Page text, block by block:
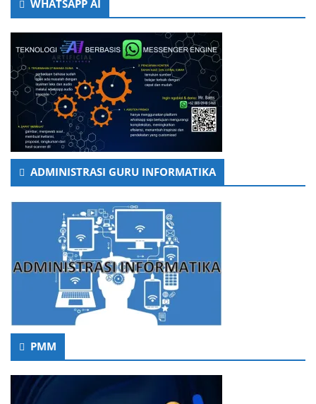
WHATSAPP AI
ADMINISTRASI GURU INFORMATIKA
PMM